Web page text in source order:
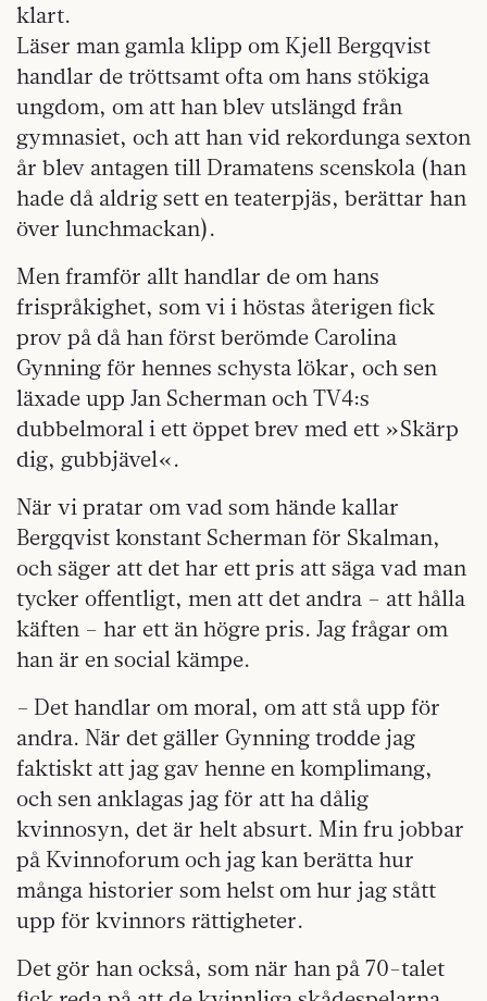
klart.
Läser man gamla klipp om Kjell Bergqvist
handlar de tröttsamt ofta om hans stökiga
ungdom, om att han blev utslängd från
gymnasiet, och att han vid rekord­unga sexton
år blev antagen till Dramatens scenskola (han
hade då aldrig sett en teaterpjäs, berättar han
över lunchmackan).
Men framför allt handlar de om hans
frispråkighet, som vi i höstas återigen fick
prov på då han först berömde Carolina
Gynning för hennes schysta lökar, och sen
läxade upp Jan Scherman och TV4:s
dubbelmoral i ett öppet brev med ett »Skärp
dig, gubbjävel«.
När vi pratar om vad som hände kallar
Bergqvist konstant Scherman för Skalman,
och säger att det har ett pris att säga vad man
tycker offentligt, men att det and­ra – att hålla
käften – har ett än högre pris. Jag frågar om
han är en social kämpe.
– Det handlar om moral, om att stå upp för
andra. När det gäller Gynning trodde jag
faktiskt att jag gav henne en komplimang,
och sen anklagas jag för att ha dålig
kvinnosyn, det är helt absurt. Min fru jobbar
på Kvinnoforum och jag kan berätta hur
många historier som helst om hur jag stått
upp för kvinnors rättigheter.
Det gör han också, som när han på 70-talet